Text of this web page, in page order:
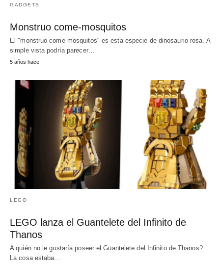
GADGETS
Monstruo come-mosquitos
El "monstruo come mosquitos" es esta especie de dinosaurio rosa. A
simple vista podría parecer…
5 años hace
LEGO
LEGO lanza el Guantelete del Infinito de
Thanos
A quién no le gustaría poseer el Guantelete del Infinito de Thanos?.
La cosa estaba…